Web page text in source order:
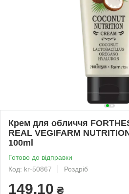
Крем для обличчя
REAL VEGIFARM
100ml
Готово до відправки
Код: kr-50867
Роздріб
149,10 ₴